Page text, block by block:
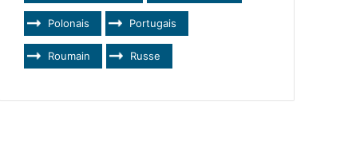
Polonais Portugais
Roumain Russe